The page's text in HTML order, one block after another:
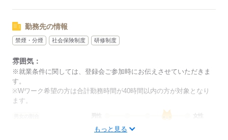
勤務先の情報
禁煙・分煙 社会保険制度 研修制度
雰囲気：
※就業条件に関しては、登録会ご参加時にお伝えさせていただきま
す。
※Wワーク希望の方は合計勤務時間が40時間以内の方が対象となり
ます。
男性
もっと見る